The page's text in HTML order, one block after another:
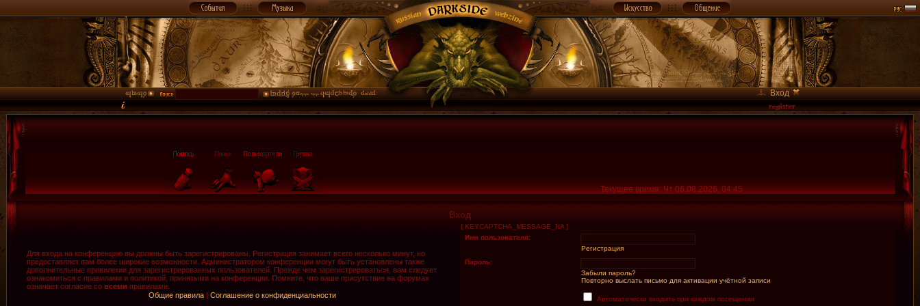
Вход
Текущее время: Чт 06.08.2026, 04:45
Вход
Для входа на конференцию вы должны быть зарегистрированы. Регистрация занимает всего несколько минут, но
предоставляет вам более широкие возможности. Администратором конференции могут быть установлены также
дополнительные привилегии для зарегистрированных пользователей. Прежде чем зарегистрироваться, вам следует
ознакомиться с правилами и политикой, принятыми на конференции. Помните, что ваше присутствие на форумах
означает согласие со всеми правилами.
Общие правила | Соглашение о конфиденциальности
{ KEYCAPTCHA_MESSAGE_NA }
Имя пользователя:
Регистрация
Пароль:
Забыли пароль?
Повторно выслать письмо для активации учётной записи
Автоматически входить при каждом посещении